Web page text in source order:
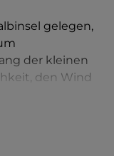
gelegen,
der kleinen
den Wind
ist aber